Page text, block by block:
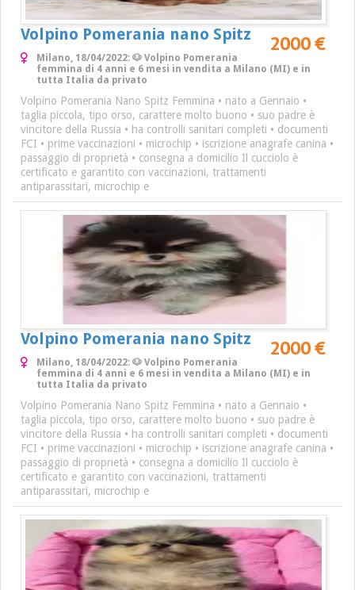
Volpino Pomerania nano Spitz 2000 €
Milano, 18/04/2022: 🐶 Volpino Pomerania
femmina di 4 anni e 6 mesi in vendita a Milano (MI) e in
tutta Italia da privato
Volpino Pomerania Nano Spitz Femmina • nato a Gennaio •
taglia piccola, tipo orso, carattere molto buono • suo padre è
vincitore della Russia • ha controlli sanitari completi • documenti
FCI • prime vaccinazioni • microchip • iscrizione anagrafe canina •
passaggio di proprietà • consegna a domicilio Il cucciolo è
certificato e garantito con vaccinazioni, trattamenti
antiparassitari, microchip e
Volpino Pomerania nano Spitz 2000 €
Milano, 18/04/2022: 🐶 Volpino Pomerania
femmina di 4 anni e 6 mesi in vendita a Milano (MI) e in
tutta Italia da privato
Volpino Pomerania Nano Spitz Femmina • nato a Gennaio •
taglia piccola, tipo orso, carattere molto buono • suo padre è
vincitore della Russia • ha controlli sanitari completi • documenti
FCI • prime vaccinazioni • microchip • iscrizione anagrafe canina •
passaggio di proprietà • consegna a domicilio Il cucciolo è
certificato e garantito con vaccinazioni, trattamenti
antiparassitari, microchip e